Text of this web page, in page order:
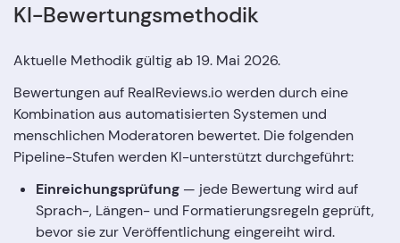
KI-Bewertungsmethodik
Aktuelle Methodik gültig ab 19. Mai 2026.
Bewertungen auf RealReviews.io werden durch eine
Kombination aus automatisierten Systemen und
menschlichen Moderatoren bewertet. Die folgenden
Pipeline-Stufen werden KI-unterstützt durchgeführt:
Einreichungsprüfung — jede Bewertung wird auf
Sprach-, Längen- und Formatierungsregeln geprüft,
bevor sie zur Veröffentlichung eingereiht wird.